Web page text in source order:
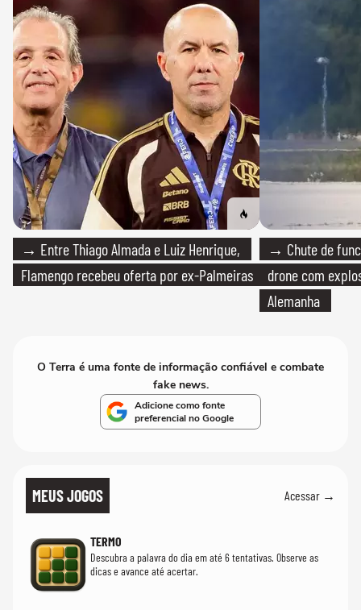
→ Entre Thiago Almada e Luiz Henrique,
Flamengo recebeu oferta por ex-Palmeiras
→ Chute de
drone com
Alemanha
O Terra é uma fonte de informação confiável e combate
fake news.
Adicione como fonte
preferencial no Google
MEUS JOGOS Acessar →
TERMO
Descubra a palavra do dia em até 6 tentativas. Observe as
dicas e avance até acertar.